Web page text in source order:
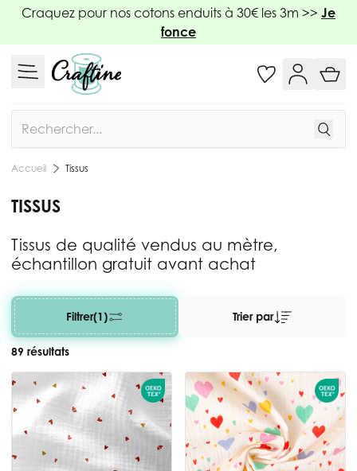
Allez au contenu
Craquez pour nos cotons enduits à 30€ les 3m >> Je
fonce
Accueil Tissus
TISSUS
Tissus de qualité vendus au mètre,
échantillon gratuit avant achat
Filtrer(1)
89 résultats
Trier par